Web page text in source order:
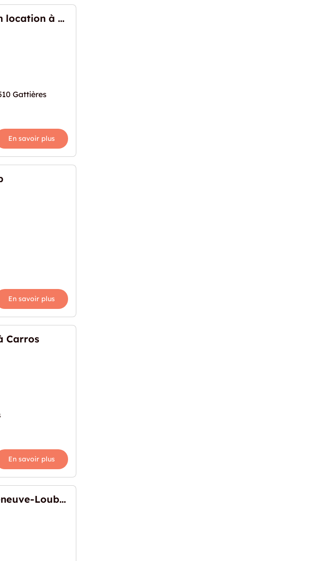
stockage en location à Gattières"
Espace de stockage en location à Gattières
Gattières
En savoir plus
à Drap"
En savoir plus
stockage à Carros"
Carros
En savoir plus
Box en location à Villeneuve-Loubet